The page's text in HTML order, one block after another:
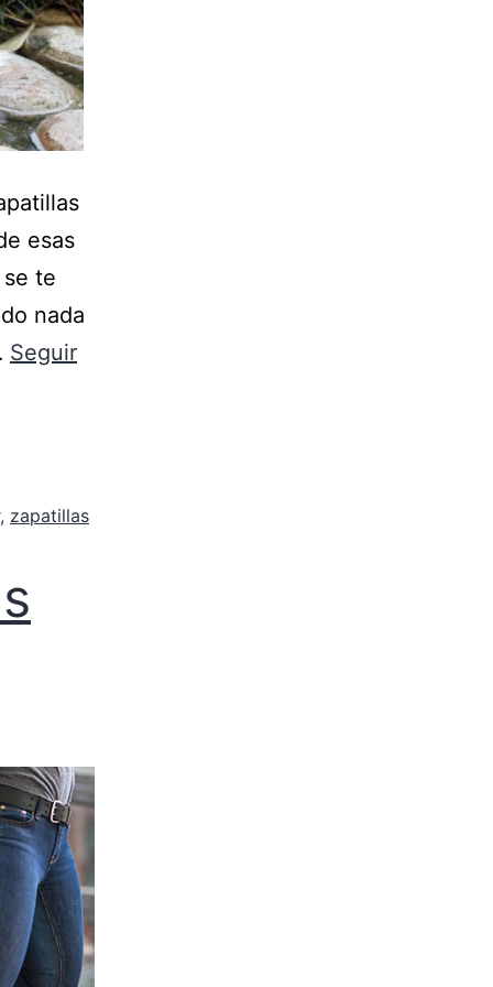
esas
te
nada
Seguir
, zapatillas